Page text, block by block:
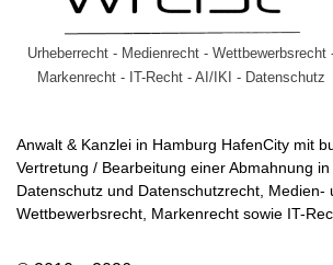
Urheberrecht - Medienrecht - Wettbewerbsrecht
Markenrecht - IT-Recht - AI/IKI - Datenschutz
Anwalt & Kanzlei in Hamburg HafenCity mit
Vertretung / Bearbeitung einer Abmahnung
Datenschutz und Datenschutzrecht, Medien-
Wettbewerbsrecht, Markenrecht sowie IT-